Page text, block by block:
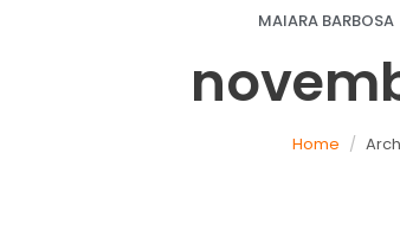
MAIARA BARBOSA
Home